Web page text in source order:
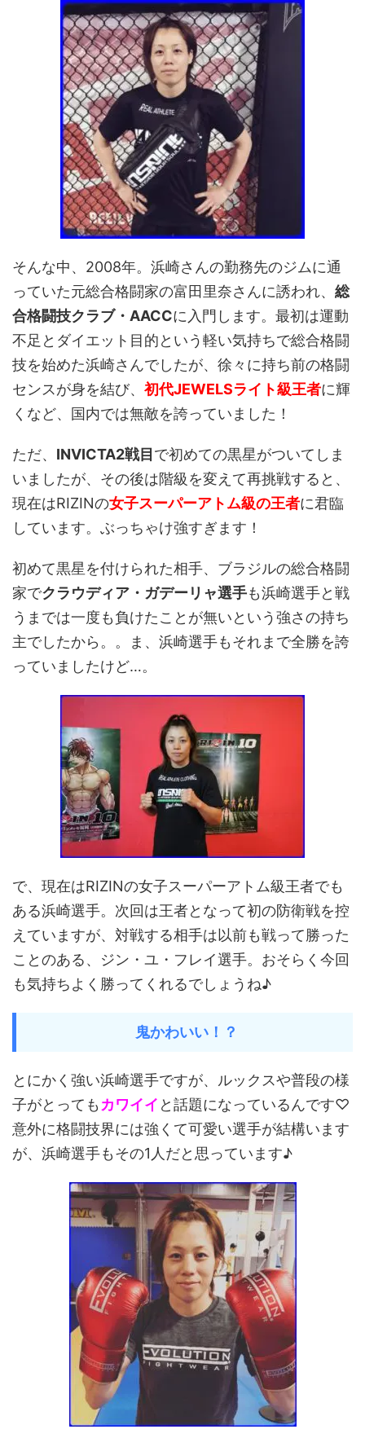
そんな中、2008年。浜崎さんの勤務先のジムに通
っていた元総合格闘家の富田里奈さんに誘われ、 総
合格闘技クラブ・AACCに入門します。最初は運動
不足とダイエット目的という軽い気持ちで総合格闘
技を始めた浜崎さんでしたが、徐々に持ち前の格闘
センスが身を結び、 初代JEWELSライト級王者に輝
くなど、国内では無敵を誇っていました！
ただ、 INVICTA2戦目 で初めての黒星がついてしま
いましたが、その後は階級を変えて再挑戦すると、
現在はRIZINの女子スーパーアトム級の王者に君臨
しています。ぶっちゃけ強すぎます！
初めて黒星を付けられた相手、ブラジルの総合格闘
家でクラウディア・ガデーリャ選手も浜崎選手と戦
うまでは一度も負けたことが無いという強さの持ち
主でしたから。。ま、浜崎選手もそれまで全勝を誇
っていましたけど…。
で、現在はRIZINの女子スーパーアトム級王者でも
ある浜崎選手。次回は王者となって初の防衛戦を控
えていますが、対戦する相手は以前も戦って勝った
ことのある、ジン・ユ・フレイ選手。おそらく今回
も気持ちよく勝ってくれるでしょうね♪
鬼かわいい！？
とにかく強い浜崎選手ですが、ルックスや普段の様
子がとっても カワイイ と話題になっているんです♡
意外に格闘技界には強くて可愛い選手が結構います
が、浜崎選手もその1人だと思っています♪